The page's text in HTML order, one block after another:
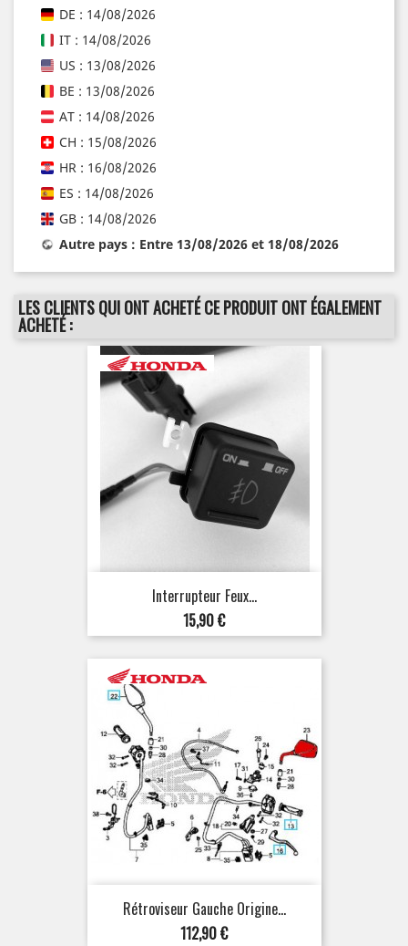
DE : 14/08/2026
IT : 14/08/2026
US : 13/08/2026
BE : 13/08/2026
AT : 14/08/2026
CH : 15/08/2026
HR : 16/08/2026
ES : 14/08/2026
GB : 14/08/2026
Autre pays : Entre 13/08/2026 et 18/08/2026
LES CLIENTS QUI ONT ACHETÉ CE PRODUIT ONT ÉGALEMENT
ACHETÉ :
Interrupteur Feux...
Prix
15,90 €
Rétroviseur Gauche Origine...
Prix
112,90 €